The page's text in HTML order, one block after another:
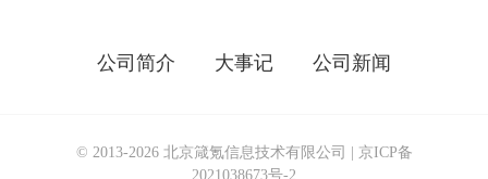
公司简介 大事记 公司新闻
© 2013-2026 北京箴氪信息技术有限公司 | 京ICP备
2021038673号-2